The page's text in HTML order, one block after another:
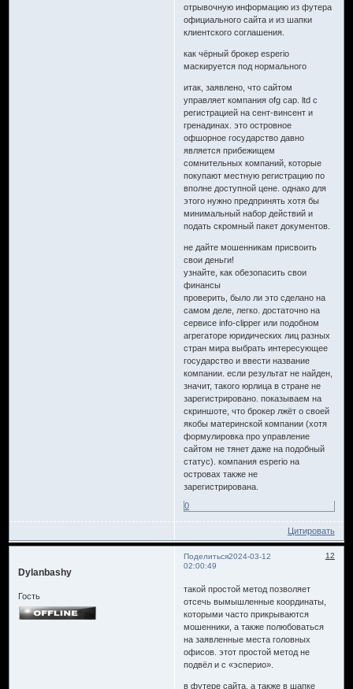
отрывочную информацию из футера
официального сайта и из шапки
клиентского соглашения.
как чёрный брокер esperio
маскируется под нормального
итак, заявлено, что сайтом
управляет компания ofg cap. ltd с
регистрацией на сент-винсент и
гренадинах. это островное
офшорное государство давно
является прибежищем
сомнительных компаний, которые
покупают местную регистрацию по
вполне доступной цене. однако для
этого нужно предпринять хотя бы
минимальный набор действий и
подать скромный пакет документов.
не дайте мошенникам присвоить
свои деньги!
узнайте, как обезопасить свои
финансы
проверить, было ли это сделано на
самом деле, легко. достаточно на
сервисе info-clipper или подобном
агрегаторе юридических лиц разных
стран мира выбрать интересующее
государство и ввести название
компании. если результат не найден,
значит, такого юрлица в стране не
зарегистрировано. показываем на
скриншоте, что брокер лжёт о своей
якобы материнской компании (хотя
формулировка про управление
сайтом не тянет даже на подобный
статус). компания esperio на
островах также не
зарегистрирована.
0
Цитировать
Поделиться 12
2024-03-12
02:00:49
Dylanbashy
Гость
такой простой метод позволяет
отсечь вымышленные координаты,
которыми часто прикрываются
мошенники, а также полюбоваться
на заявленные места головных
офисов. этот простой метод не
подвёл и с «эсперио».
в футере сайта, а также в шапке